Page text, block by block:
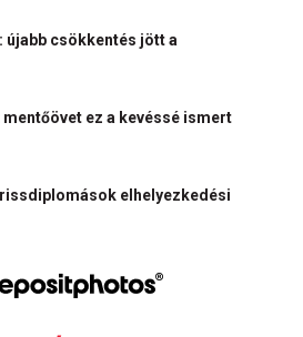
újabb csökkentés jött a
ez a kevéssé ismert
elhelyezkedési